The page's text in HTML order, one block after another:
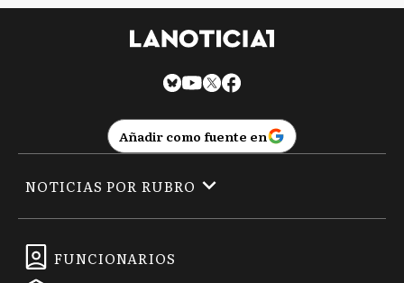
Añadir como fuente en
FUNCIONARIOS
NOTICIAS POR RUBRO